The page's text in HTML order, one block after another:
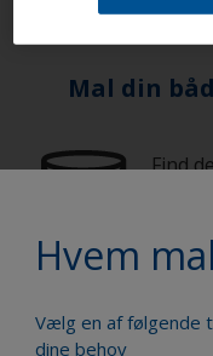
Hvem
Vælg en af
dine behov
Mal din
Find
male